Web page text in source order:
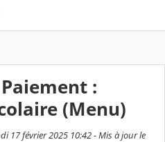
:
(Menu)
17 février 2025 10:42 - Mis à jour le